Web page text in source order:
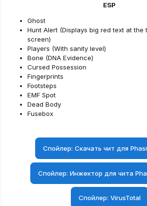
ESP
Ghost​
Hunt Alert (Displays big red text at the
screen)​
Players (With sanity level)​
Bone (DNA Evidence)​
Cursed Possession​
Fingerprints​
Footsteps​
EMF Spot​
Dead Body​
Fusebox​
Спойлер: Скачать чит для
Спойлер: Инжектор для чита
Спойлер: VirusTotal